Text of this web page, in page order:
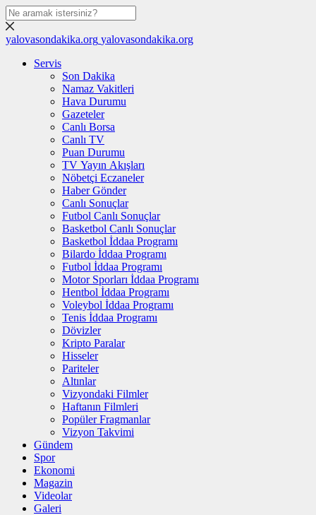
yalovasondakika.org yalovasondakika.org
Servis
Son Dakika
Namaz Vakitleri
Hava Durumu
Gazeteler
Canlı Borsa
Canlı TV
Puan Durumu
TV Yayın Akışları
Nöbetçi Eczaneler
Haber Gönder
Canlı Sonuçlar
Futbol Canlı Sonuçlar
Basketbol Canlı Sonuçlar
Basketbol İddaa Programı
Bilardo İddaa Programı
Futbol İddaa Programı
Motor Sporları İddaa Programı
Hentbol İddaa Programı
Voleybol İddaa Programı
Tenis İddaa Programı
Dövizler
Kripto Paralar
Hisseler
Pariteler
Altınlar
Vizyondaki Filmler
Haftanın Filmleri
Popüler Fragmanlar
Vizyon Takvimi
Gündem
Spor
Ekonomi
Magazin
Videolar
Galeri